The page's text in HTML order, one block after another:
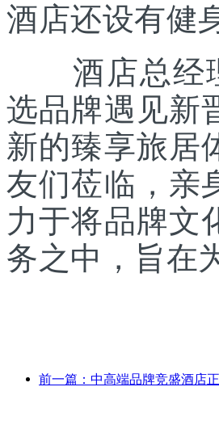
酒店还设有健
酒店总经理
选品牌遇见新
新的臻享旅居
友们莅临，亲
力于将品牌文
务之中，旨在